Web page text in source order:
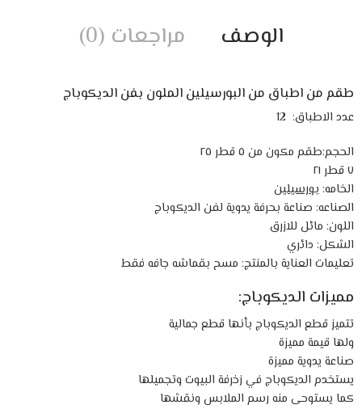
الوصف مراجعات (0)
طقم من اطباق من البورسيلين الملون بفن الديكوباج
عدد الاطباق: 12
الحجم:طقم مكون من ٥ قطر ٢٥
٧ قطر ٢١
الخامه:بورسيلين
الصناعه: صناعة بحرفة يدوية لفن الديكوباج
اللون: مائل للازرق
الشكل: دائري
تعليمات العناية بالمنتج: مسح بقماشه جافه فقط
مميزات الديكوباج:
تتميز قطع الديكوباج بأنها قطع جمالية
ولها قيمة مميزة
صناعة يدوية مميزة
يستخدم الديكوباج في زخرفة البيوت وتجميلها
كما يستوحى منه رسم الملابس ونقشها